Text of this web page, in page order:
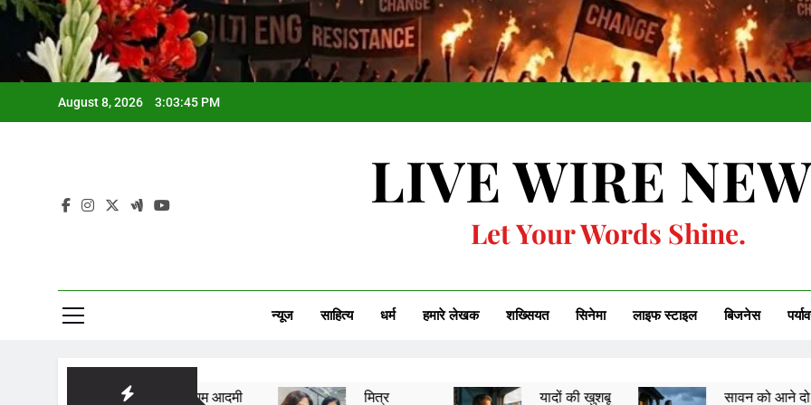
August 8, 2026 3:03:46 PM
LIVE WIRE
Let Your Words Shine.
न्यूज साहित्य धर्म हमारे लेखक शख्सियत सिनेमा लाइफ स्टाइल बिजनेस
आम आदमी मित्र यादों की खुशबू सावन को आने दो